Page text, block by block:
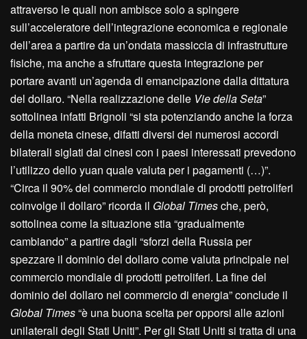
attraverso le quali non ambisce solo a spingere
sull’acceleratore dell’integrazione economica e regionale
dell’area a partire da un’ondata massiccia di infrastrutture
fisiche, ma anche a sfruttare questa integrazione per
portare avanti un’agenda di emancipazione dalla dittatura
del dollaro. “Nella realizzazione delle Vie della Seta”
sottolinea infatti Brignoli “si sta potenziando anche la forza
della moneta cinese, difatti diversi dei numerosi accordi
bilaterali siglati dai cinesi con i paesi interessati prevedono
l’utilizzo dello yuan quale valuta per i pagamenti (…)”.
“Circa il 90% del commercio mondiale di prodotti petroliferi
coinvolge il dollaro” ricorda il Global Timesche, però,
sottolinea come la situazione stia “gradualmente
cambiando” a partire dagli “sforzi della Russia per
spezzare il dominio del dollaro come valuta principale nel
commercio mondiale di prodotti petroliferi. La fine del
dominio del dollaro nel commercio di energia” conclude il
Global Times“è una buona scelta per opporsi alle azioni
unilaterali degli Stati Uniti”. Per gli Stati Uniti si tratta di una